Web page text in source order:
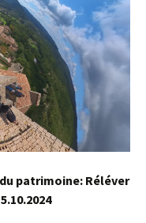
patrimoine: Réléver